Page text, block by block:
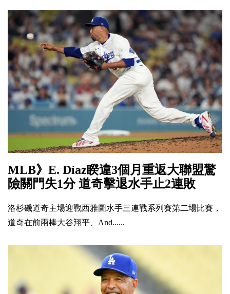
MLB》E. Díaz睽違3個月重返大聯盟驚
險關門失1分 道奇擊退水手止2連敗
洛杉磯道奇主場迎戰西雅圖水手三連戰系列賽第二場比賽，
道奇在前兩棒大谷翔平、And......